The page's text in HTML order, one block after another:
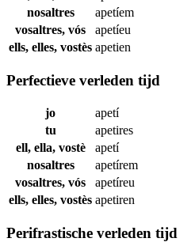
nosaltres
apetíem
vosaltres, vós
apetíeu
ells, elles, vostès apetien
Perfectieve verleden tijd
jo
apetí
tu
apetires
ell, ella, vostè
apetí
nosaltres
apetírem
vosaltres, vós
apetíreu
ells, elles, vostès apetiren
Perifrastische verleden tijd